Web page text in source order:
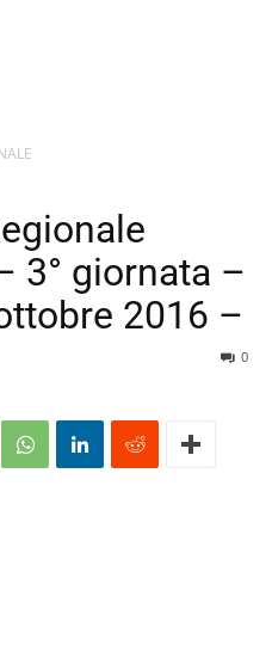
3° giornata –
2016 –
0